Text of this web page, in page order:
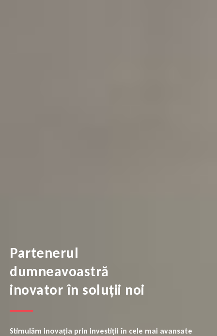
Partenerul
dumneavoastră
inovatorîn soluții noi
Stimulăm inovația prin investiții în cele mai avansate